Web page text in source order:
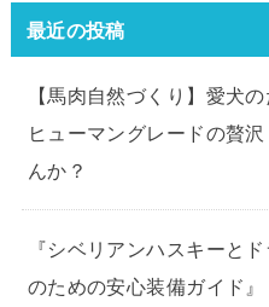
最近の投稿
【馬肉自然づくり】愛犬
ヒューマングレードの贅
んか？
『シベリアンハスキーと
のための安心装備ガイド』